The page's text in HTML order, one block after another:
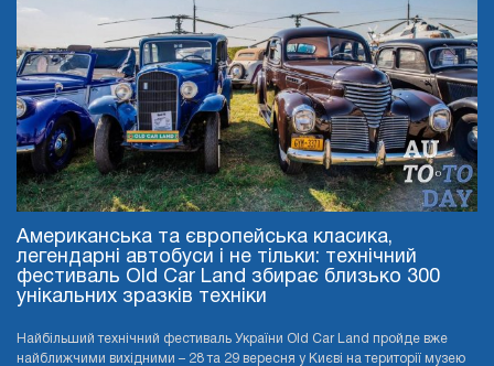
Американська та європейська класика,
легендарні автобуси і не тільки: технічний
фестиваль Old Car Land збирає близько 300
унікальних зразків техніки
Найбільший технічний фестиваль України Old Car Land пройде вже
найближчими вихідними – 28 та 29 вересня у Києві на території музею